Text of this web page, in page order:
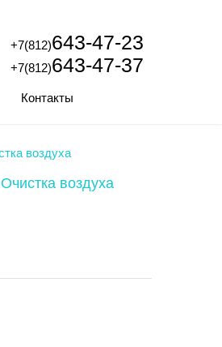
+7(812)643-47-23
+7(812)643-47-37
Контакты
Очистка воздуха